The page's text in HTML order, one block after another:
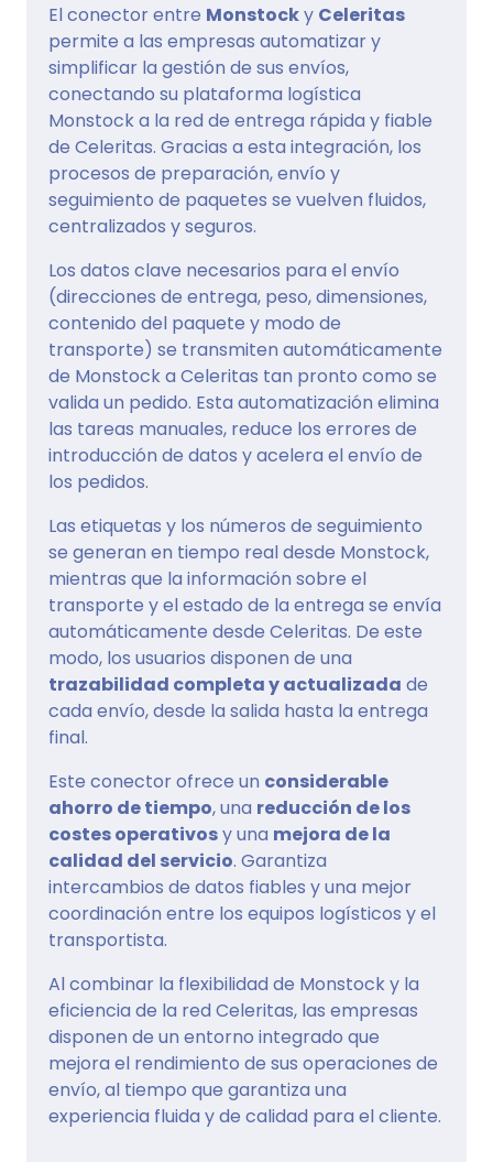
El conector entre Monstocky Celeritas
permite a las empresas automatizar y
simplificar la gestión de sus envíos,
conectando su plataforma logística
Monstock a la red de entrega rápida y fiable
de Celeritas. Gracias a esta integración, los
procesos de preparación, envío y
seguimiento de paquetes se vuelven fluidos,
centralizados y seguros.
Los datos clave necesarios para el envío
(direcciones de entrega, peso, dimensiones,
contenido del paquete y modo de
transporte) se transmiten automáticamente
de Monstock a Celeritas tan pronto como se
valida un pedido. Esta automatización elimina
las tareas manuales, reduce los errores de
introducción de datos y acelera el envío de
los pedidos.
Las etiquetas y los números de seguimiento
se generan en tiempo real desde Monstock,
mientras que la información sobre el
transporte y el estado de la entrega se envía
automáticamente desde Celeritas. De este
modo, los usuarios disponen de una
trazabilidad completa y actualizada de
cada envío, desde la salida hasta la entrega
final.
Este conector ofrece un considerable
ahorro de tiempo, una reducción de los
costes operativosy una mejora de la
calidad del servicio. Garantiza
intercambios de datos fiables y una mejor
coordinación entre los equipos logísticos y el
transportista.
Al combinar la flexibilidad de Monstock y la
eficiencia de la red Celeritas, las empresas
disponen de un entorno integrado que
mejora el rendimiento de sus operaciones de
envío, al tiempo que garantiza una
experiencia fluida y de calidad para el cliente.